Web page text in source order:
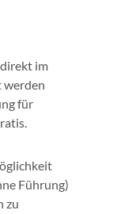
im
werden
für
Führung)
zu